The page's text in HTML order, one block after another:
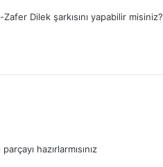
Dilek şarkısını yapabilir misiniz?
hazırlarmısınız